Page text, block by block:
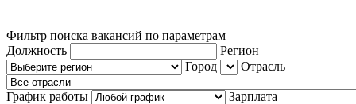
Фильтр поиска вакансий по параметрам
Должность
Регион
Город
Отрасль
График работы
Зарплата